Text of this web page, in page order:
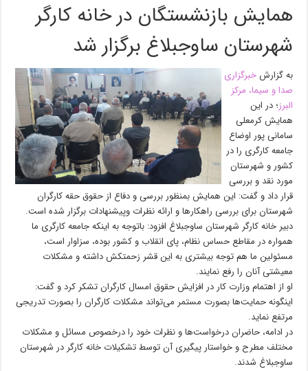
همایش بازنشستگان در خانه کارگر
شهرستان ساوجبلاغ برگزار شد
به گزارشخبرگزاری
صدا و سیما، مرکز
البرز؛ در این
همایش کرمعلی
سامانی پور اوضاع
جامعه کارگری را در
کشور و شهرستان
مورد نقد و بررسی
قرار داد و گفت: این همایش بمنظور بررسی و دفاع از حقوق حقه کارگران
شهرستان برای بررسی راهکار‌ها و ارائه نظرات وپیشنهادات برگزار شده است.
دبیر خانه کارگر شهرستان ساوجبلاغ افزود: باتوجه به اینکه جامعه کارگری ما
همواره در مقاطع حساس نظام، پای انقلاب و کشور بوده، سزاوار است،
مسئولین ما هم توجه بیشتری به این قشر زحمتکش داشته و مشکلات
معیشتی آنان را رفع نمایند.
او از اهتمام وزارت کار در افزایش حقوق امسال کارگران تشکر کرد و گفت:
اینگونه حمایت‌ها بصورت مستمر می‌تواند مشکلات کارگران را بصورت تدریجی
مرتفع نماید.
در ادامه، حاضران درخواست‌ها و نظرات خود را درخصوص مسائل و مشکلات
مختلف مطرح و خواستار پیگیری آن توسط تشکیلات خانه کارگر در شهرستان
ساوجبلاغ شدند.